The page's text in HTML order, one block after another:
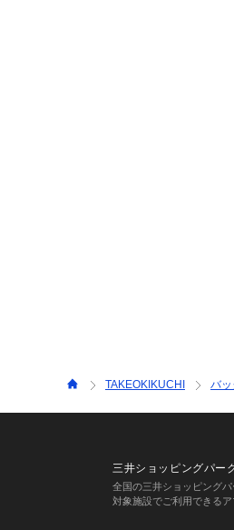
TAKEOKIKUCHI バ
三井ショッピングパー
全国の三井ショッピングパ
対象施設でご利用できるア